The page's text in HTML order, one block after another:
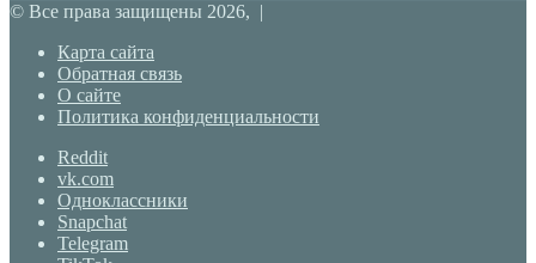
© Все права защищены 2026, |
Карта сайта
Обратная связь
О сайте
Политика конфиденциальности
Reddit
vk.com
Одноклассники
Snapchat
Telegram